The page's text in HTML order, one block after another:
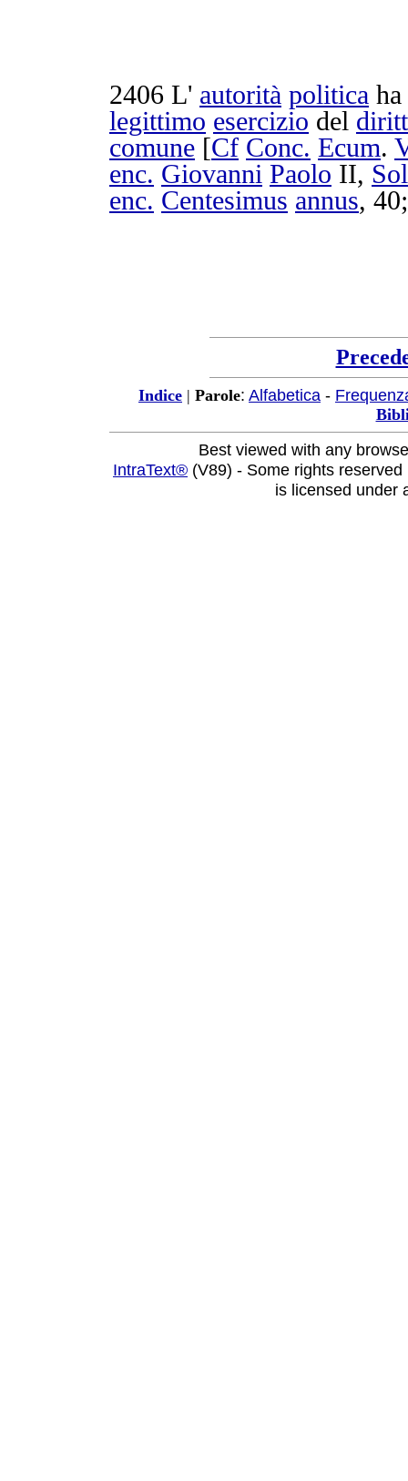
2406 L' autorità politica
legittimo esercizio del
comune [Cf Conc. Ecum.
enc. Giovanni Paolo II,
enc. Centesimus annus,
Indice | Parole: Alfabetica -
Best viewed with any
IntraText® (V89) - Some rights
is licensed under